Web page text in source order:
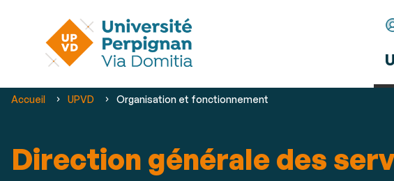
Vous
Accueil UPVD Organisation et fonctionnement
Direction générale des